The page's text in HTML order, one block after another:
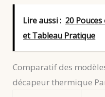
Lire aussi : 20
et Tableau Pratique
Comparatif des
décapeur thermique